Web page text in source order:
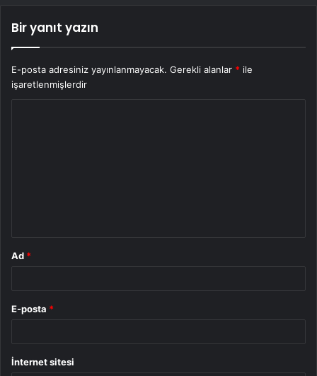
Bir yanıt yazın
E-posta adresiniz yayınlanmayacak. Gerekli alanlar * ile
işaretlenmişlerdir
Ad *
E-posta *
İnternet sitesi